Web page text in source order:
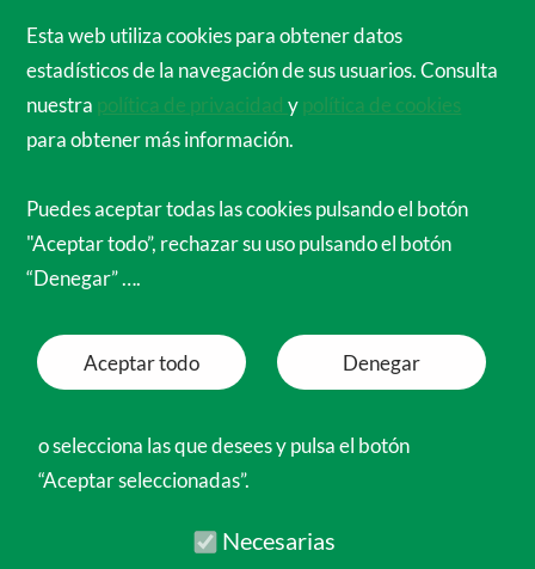
Mundo
Menú
2025
“Se han realizado 260 consultas y se
varias cirugías a distinto nivel.”
Dschang - Hospital Notre Dame de la Santé
99
Esta web utiliza cookies para obtener datos
estadísticos de la navegación de sus usuarios. Consulta
nuestrapolítica de privacidadypolítica de cookies
para obtener más información.
Puedes aceptar todas las cookies pulsando el botón
“Denegar” ….
Aceptar todo Denegar
“Aceptar seleccionadas”.
Necesarias
Preferencias
Analíticas